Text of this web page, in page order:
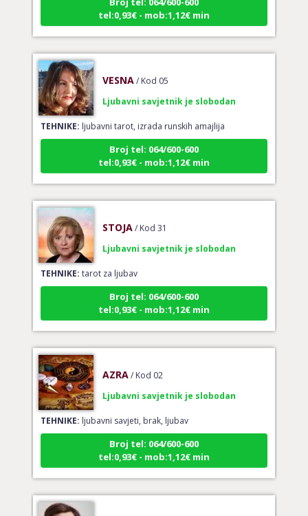
Ljubavni savjetnik je slobodan
TEHNIKE:ljubavni tarot, izrada runskih amajlija
Broj tel: 064/600-600
tel:0,93€ - mob:1,12€ min
Ljubavni savjetnik je slobodan
TEHNIKE:tarot za ljubav
Broj tel: 064/600-600
tel:0,93€ - mob:1,12€ min
Ljubavni savjetnik je slobodan
TEHNIKE:ljubavni savjeti, brak, ljubav
Broj tel: 064/600-600
tel:0,93€ - mob:1,12€ min